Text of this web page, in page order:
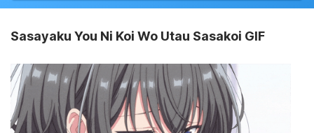
Sasayaku You Ni Koi Wo Utau Sasakoi GIF